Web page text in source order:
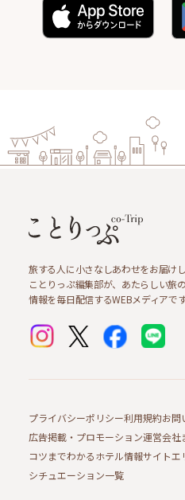
旅する人に小さなしあわせをお届けし
ことりっぷ編集部が、あたらしい旅
情報を毎日配信するWEBメディアです
プライバシーポリシー利用規約お問
広告掲載・プロモーション運営会社
コツまでわかるホテル情報サイトエ
シチュエーション一覧